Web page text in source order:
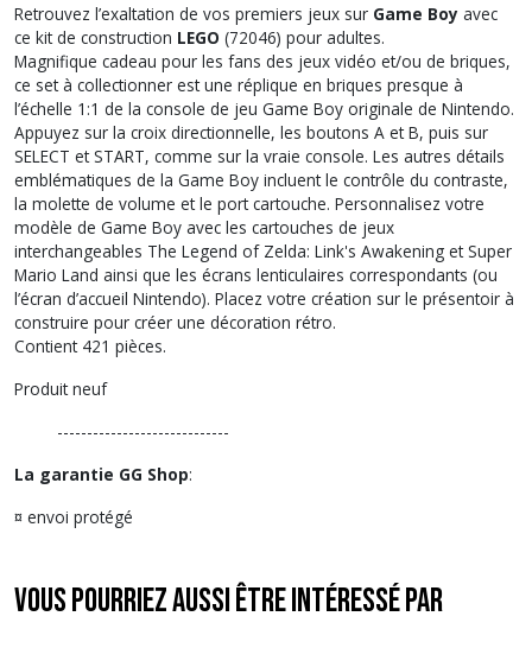
Retrouvez l’exaltation de vos premiers jeux sur Game Boy avec
ce kit de construction LEGO (72046) pour adultes.
Magnifique cadeau pour les fans des jeux vidéo et/ou de briques,
ce set à collectionner est une réplique en briques presque à
l’échelle 1:1 de la console de jeu Game Boy originale de Nintendo.
Appuyez sur la croix directionnelle, les boutons A et B, puis sur
SELECT et START, comme sur la vraie console. Les autres détails
emblématiques de la Game Boy incluent le contrôle du contraste,
la molette de volume et le port cartouche. Personnalisez votre
modèle de Game Boy avec les cartouches de jeux
interchangeables The Legend of Zelda: Link's Awakening et Super
Mario Land ainsi que les écrans lenticulaires correspondants (ou
l’écran d’accueil Nintendo). Placez votre création sur le présentoir à
construire pour créer une décoration rétro.
Contient 421 pièces.
Produit neuf
-----------------------------
La garantie GG Shop:
¤ envoi protégé
Vous pourriez aussi être intéressé par